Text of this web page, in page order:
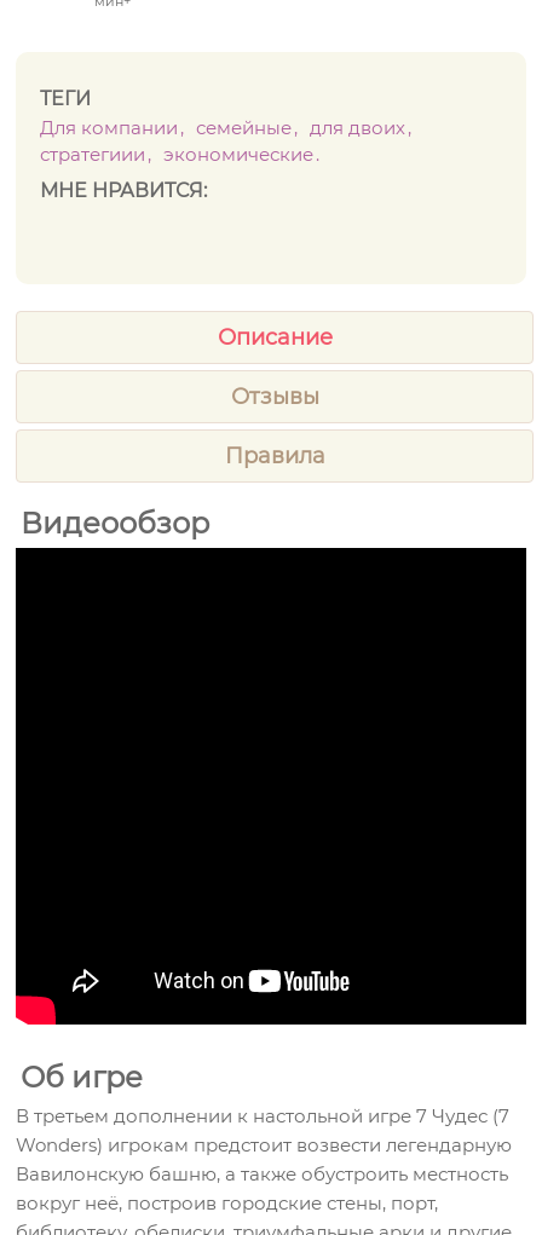
ТЕГИ
Для компании
семейные
для двоих
стратегиии
экономические
МНЕ НРАВИТСЯ:
Описание
Отзывы
Правила
Видеообзор
Об игре
В третьем дополнении к настольной игре 7 Чудес (7
Wonders) игрокам предстоит возвести легендарную
Вавилонскую башню, а также обустроить местность
вокруг неё, построив городские стены, порт,